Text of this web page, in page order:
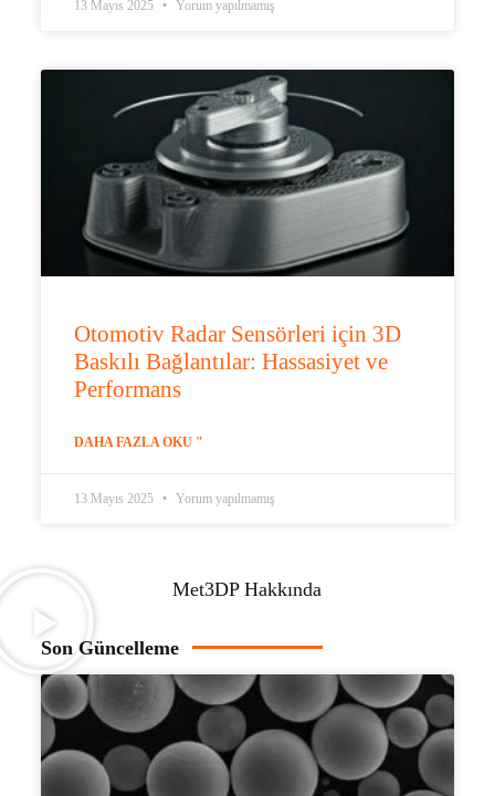
13 Mayıs 2025 Yorum yapılmamış
Otomotiv Radar Sensörleri için 3D
Baskılı Bağlantılar: Hassasiyet ve
Performans
DAHA FAZLA OKU "
13 Mayıs 2025 Yorum yapılmamış
Met3DP Hakkında
Son Güncelleme